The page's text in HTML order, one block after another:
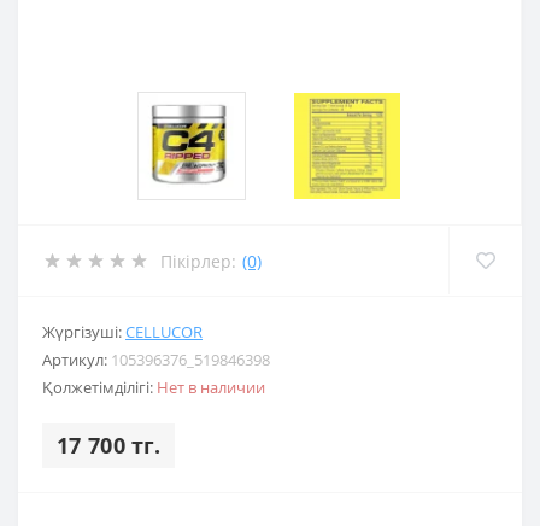
Пікірлер: (0)
Жүргізуші:CELLUCOR
Артикул: 105396376_519846398
Қолжетімділігі: Нет в наличии
17 700 тг.